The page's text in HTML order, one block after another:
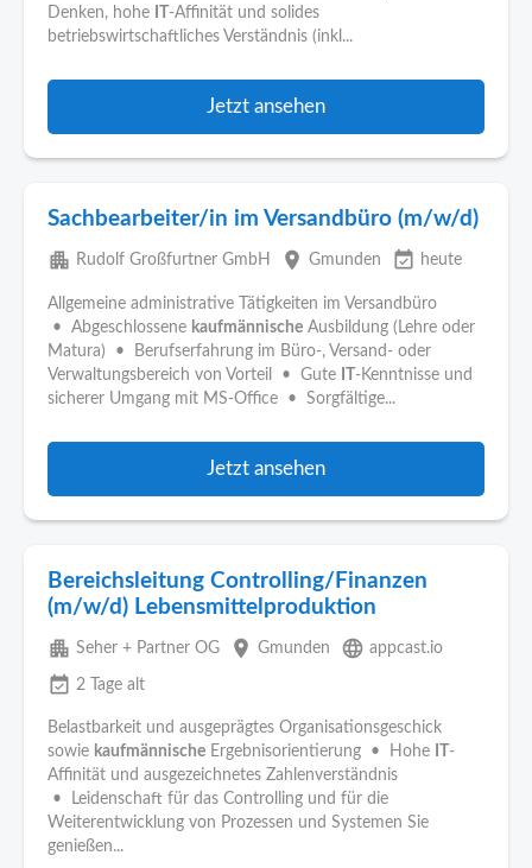
Denken, hohe
-Affinität und solides
betriebswirtschaftliches Verständnis (inkl...
Jetzt ansehen
Sachbearbeiter/in im Versandbüro (m/w/d)
apartment Rudolf Großfurtner GmbH place Gmunden event_available heute
Allgemeine administrative Tätigkeiten im Versandbüro
• Abgeschlossene kaufmännische Ausbildung (Lehre oder
Matura) • Berufserfahrung im Büro-, Versand- oder
Verwaltungsbereich von Vorteil • Gute
-Kenntnisse und
sicherer Umgang mit MS-Office • Sorgfältige...
Jetzt ansehen
Bereichsleitung Controlling/Finanzen
(m/w/d) Lebensmittelproduktion
apartment Seher + Partner OG place Gmunden language appcast.io
event_available 2 Tage alt
Belastbarkeit und ausgeprägtes Organisationsgeschick
sowie kaufmännische Ergebnisorientierung • Hohe
-
Affinität und ausgezeichnetes Zahlenverständnis
• Leidenschaft für das Controlling und für die
Weiterentwicklung von Prozessen und Systemen Sie
genießen...